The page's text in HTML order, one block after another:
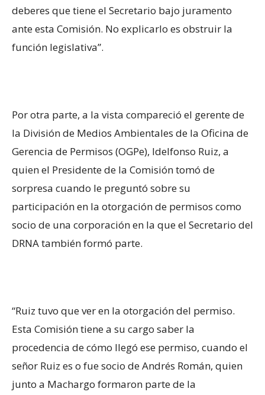
deberes que tiene el Secretario bajo juramento
ante esta Comisión. No explicarlo es obstruir la
función legislativa”.
Por otra parte, a la vista compareció el gerente de
la División de Medios Ambientales de la Oficina de
Gerencia de Permisos (OGPe), Idelfonso Ruiz, a
quien el Presidente de la Comisión tomó de
sorpresa cuando le preguntó sobre su
participación en la otorgación de permisos como
socio de una corporación en la que el Secretario del
DRNA también formó parte.
“Ruiz tuvo que ver en la otorgación del permiso.
Esta Comisión tiene a su cargo saber la
procedencia de cómo llegó ese permiso, cuando el
señor Ruiz es o fue socio de Andrés Román, quien
junto a Machargo formaron parte de la